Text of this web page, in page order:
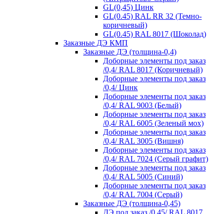
GL(0,45) Цинк
GL(0.45) RAL RR 32 (Темно-
коричневый)
GL(0.45) RAL 8017 (Шоколад)
Заказные ДЭ КМП
Заказные ДЭ (толщина-0,4)
Доборные элементы под заказ
/0,4/ RAL 8017 (Коричневый)
Доборные элементы под заказ
/0,4/ Цинк
Доборные элементы под заказ
/0,4/ RAL 9003 (Белый)
Доборные элементы под заказ
/0,4/ RAL 6005 (Зеленый мох)
Доборные элементы под заказ
/0,4/ RAL 3005 (Вишня)
Доборные элементы под заказ
/0,4/ RAL 7024 (Серый графит)
Доборные элементы под заказ
/0,4/ RAL 5005 (Синий)
Доборные элементы под заказ
/0,4/ RAL 7004 (Серый)
Заказные ДЭ (толщина-0,45)
ДЭ под заказ /0,45/ RAL 8017